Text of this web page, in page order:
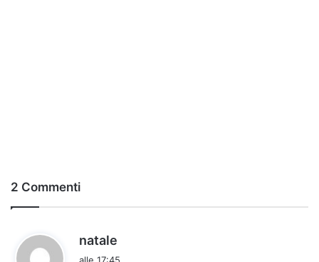
2 Commenti
natale